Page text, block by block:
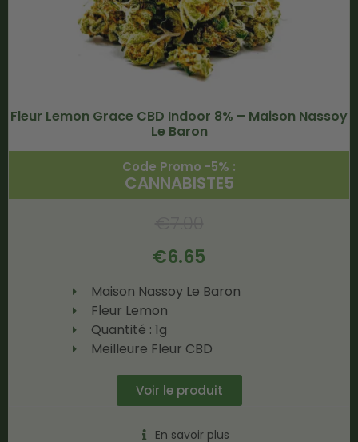
Fleur Lemon Grace CBD Indoor 8% – Maison Nassoy
Le Baron
Code Promo -5% :
CANNABISTE5
€6.65
Maison Nassoy Le Baron
Fleur Lemon
Quantité : 1g
Meilleure Fleur CBD
Voir le produit
En savoir plus